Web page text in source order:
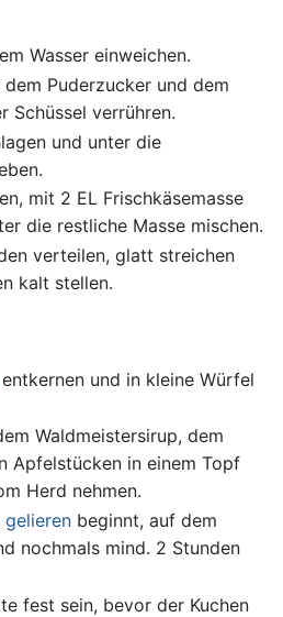
Wasser einweichen.
Puderzucker und dem
Schüssel verrühren.
und unter die
mit 2 EL Frischkäsemasse
die restliche Masse mischen.
verteilen, glatt streichen
kalt stellen.
und in kleine Würfel
Waldmeistersirup, dem
Apfelstücken in einem Topf
Herd nehmen.
gelierenbeginnt, auf dem
nochmals mind. 2 Stunden
fest sein, bevor der Kuchen